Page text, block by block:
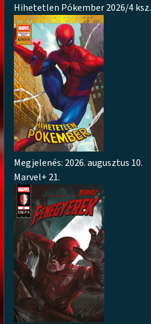
Hihetetlen Pókember 2026/4 ksz.
Megjelenés: 2026. augusztus 10.
Marvel+ 21.